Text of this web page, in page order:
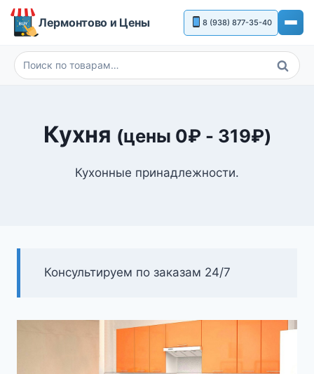
Перейти
Лермонтово и Цены 8 (938) 877-35-40
Искать:
Поиск
Кухня (цены 0₽ - 319₽)
Кухонные принадлежности.
Консультируем по заказам 24/7